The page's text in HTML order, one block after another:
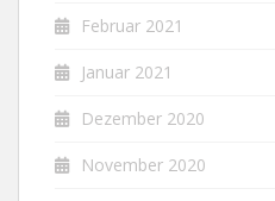
Februar 2021
Januar 2021
Dezember 2020
November 2020